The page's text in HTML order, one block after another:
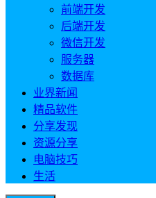
前端开发
后端开发
微信开发
服务器
数据库
业界新闻
精品软件
分享发现
资源分享
电脑技巧
生活